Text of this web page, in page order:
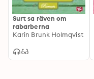
Surt sa räven om
rabarberna
Karin Brunk Holmqvist